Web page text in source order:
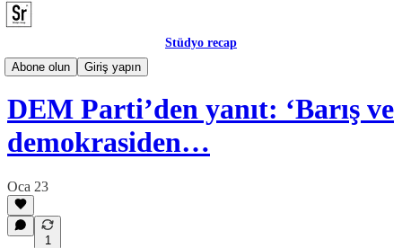
Stüdyo recap
Abone olun
Giriş yapın
Posta
DEM Parti’den yanıt: ‘Barış ve
demokrasiden…
Oca 23
1